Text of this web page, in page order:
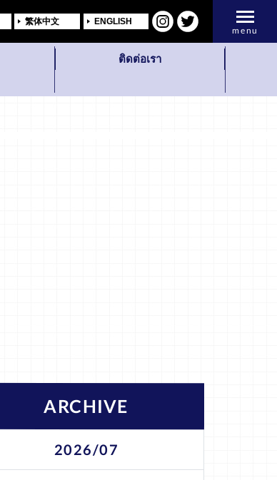
繁体中文 ENGLISH
menu
ติดต่อเรา
ARCHIVE
2026/07